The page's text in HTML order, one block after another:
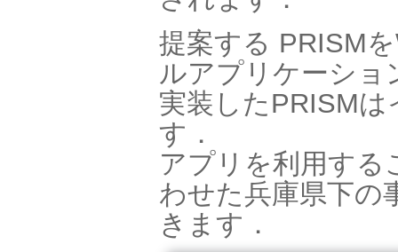
提案する PRISM
ルアプリケーショ
実装したPRISM
す．
アプリを利用する
わせた兵庫県下の
きます．